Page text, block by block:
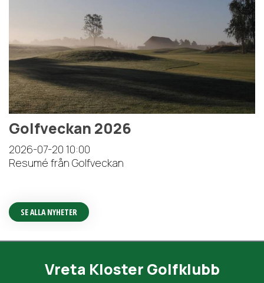
Golfveckan 2026
2026-07-20 10:00
Resumé från Golfveckan
SE ALLA NYHETER
Vreta Kloster Golfklubb